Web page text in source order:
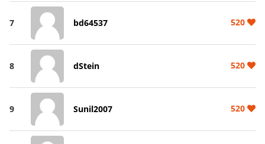
7 bd64537 520
8 dStein 520
9 Sunil2007 520